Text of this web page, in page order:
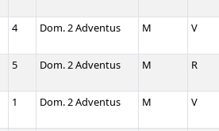
4 Dom. 2 Adventus M V
5 Dom. 2 Adventus M R
1 Dom. 2 Adventus M V